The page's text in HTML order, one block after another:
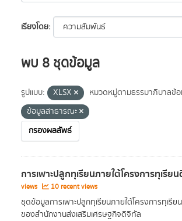
เรียงโดย
พบ 8 ชุดข้อมูล
รูปแบบ: XLSX
หมวดหมู่ตามธรรมาภิบาลข้
ข้อมูลสาธารณะ
กรองผลลัพธ์
การเพาะปลูกทุเรียนภายใต้โครงการทุเรีย
views
10 recent views
ชุดข้อมูลการเพาะปลูกทุเรียนภายใต้โครงการทุเรี
ของสำนักงานส่งเสริมเศรษฐกิจดิจิทัล